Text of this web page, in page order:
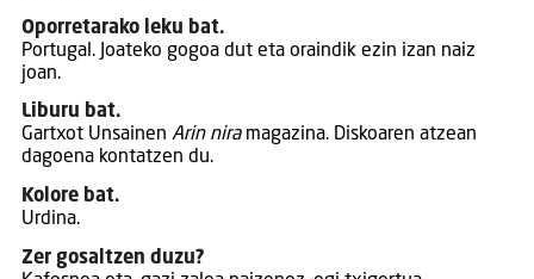
Oporretarako leku bat.
Portugal. Joateko gogoa dut eta oraindik ezin izan naiz
joan.
Liburu bat.
Gartxot Unsainen Arin niramagazina. Diskoaren atzean
dagoena kontatzen du.
Kolore bat.
Urdina.
Zer gosaltzen duzu?